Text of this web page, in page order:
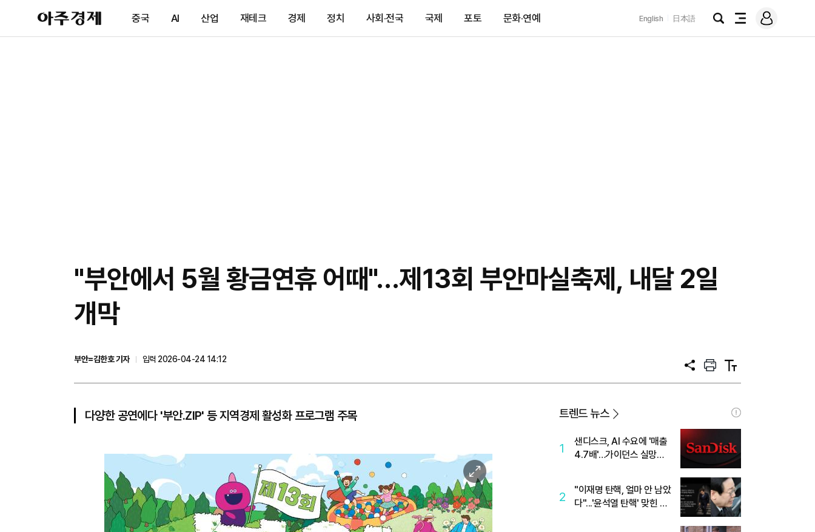
아
주
제
중국 AI 산업 재테크 경제 정치 사회·전국 국제 포토 문화·연예 English 日本語
검
전
메
그
"부안에서 5월 황금연휴 어때"…제13회 부안마실축제, 내달 2일
개막
부안=김한호 기자
입력 2026-04-24 14:12
공
프
트
텍
트
다양한 공연에다 '부안.ZIP' 등 지역경제 활성화 프로그램 주목
이
미
지
확
트렌드 뉴스
1
샌디스크, AI 수요에 '매출
4.7배'…가이던스 실망에
2
"이재명 탄핵, 얼마 안 남았
다"...'윤석열 탄핵' 맞힌 무